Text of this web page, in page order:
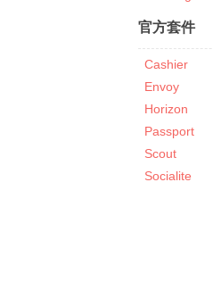
官方套件
Cashier
Envoy
Horizon
Passport
Scout
Socialite